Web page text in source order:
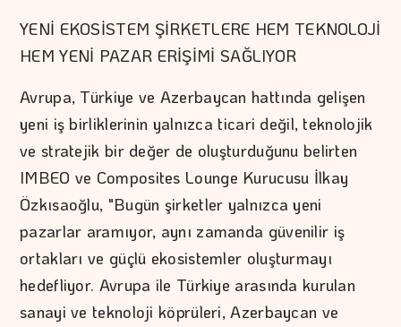
YENİ EKOSİSTEM ŞİRKETLERE HEM TEKNOLOJİ
HEM YENİ PAZAR ERİŞİMİ SAĞLIYOR
Avrupa, Türkiye ve Azerbaycan hattında gelişen
yeni iş birliklerinin yalnızca ticari değil, teknolojik
ve stratejik bir değer de oluşturduğunu belirten
IMBEO ve Composites Lounge Kurucusu İlkay
Özkısaoğlu, "Bugün şirketler yalnızca yeni
pazarlar aramıyor, aynı zamanda güvenilir iş
ortakları ve güçlü ekosistemler oluşturmayı
hedefliyor. Avrupa ile Türkiye arasında kurulan
sanayi ve teknoloji köprüleri, Azerbaycan ve